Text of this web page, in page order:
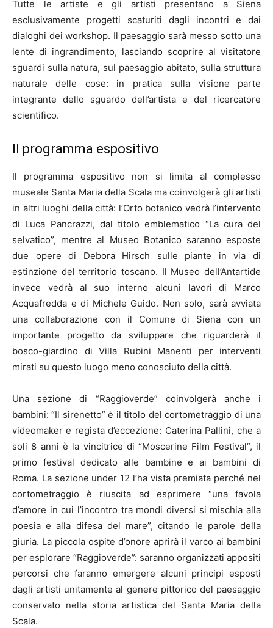
Tutte le artiste e gli artisti presentano a Siena
esclusivamente progetti scaturiti dagli incontri e dai
dialoghi dei workshop. Il paesaggio sarà messo sotto una
lente di ingrandimento, lasciando scoprire al visitatore
sguardi sulla natura, sul paesaggio abitato, sulla struttura
naturale delle cose: in pratica sulla visione parte
integrante dello sguardo dell’artista e del ricercatore
scientifico.
Il programma espositivo
Il programma espositivo non si limita al complesso
museale Santa Maria della Scala ma coinvolgerà gli artisti
in altri luoghi della città: l’Orto botanico vedrà l’intervento
di Luca Pancrazzi, dal titolo emblematico “La cura del
selvatico”, mentre al Museo Botanico saranno esposte
due opere di Debora Hirsch sulle piante in via di
estinzione del territorio toscano. Il Museo dell’Antartide
invece vedrà al suo interno alcuni lavori di Marco
Acquafredda e di Michele Guido. Non solo, sarà avviata
una collaborazione con il Comune di Siena con un
importante progetto da sviluppare che riguarderà il
bosco-giardino di Villa Rubini Manenti per interventi
mirati su questo luogo meno conosciuto della città.
Una sezione di “Raggioverde” coinvolgerà anche i
bambini: “Il sirenetto” è il titolo del cortometraggio di una
videomaker e regista d’eccezione: Caterina Pallini, che a
soli 8 anni è la vincitrice di “Moscerine Film Festival”, il
primo festival dedicato alle bambine e ai bambini di
Roma. La sezione under 12 l’ha vista premiata perché nel
cortometraggio è riuscita ad esprimere “una favola
d’amore in cui l’incontro tra mondi diversi si mischia alla
poesia e alla difesa del mare”, citando le parole della
giuria. La piccola ospite d’onore aprirà il varco ai bambini
per esplorare “Raggioverde”: saranno organizzati appositi
percorsi che faranno emergere alcuni principi esposti
dagli artisti unitamente al genere pittorico del paesaggio
conservato nella storia artistica del Santa Maria della
Scala.